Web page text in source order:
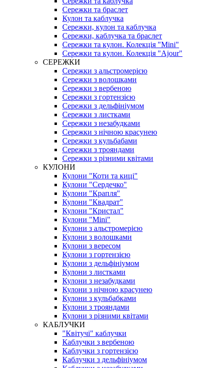
Сережки та браслет
Кулон та каблучка
Сережки, кулон та каблучка
Сережки, каблучка та браслет
Сережки та кулон. Колекція "Mini"
Сережки та кулон. Колекція "Ajour"
СЕРЕЖКИ
Сережки з альстромерією
Сережки з волошками
Сережки з вербеною
Сережки з гортензією
Сережки з дельфініумом
Сережки з листками
Сережки з незабудками
Сережки з нічною красунею
Сережки з кульбабами
Сережки з трояндами
Сережки з різними квітами
КУЛОНИ
Кулони "Коти та киці"
Кулони "Сердечко"
Кулони "Крапля"
Кулони "Квадрат"
Кулони "Кристал"
Кулони "Mini"
Кулони з альстромерією
Кулони з волошками
Кулони з вересом
Кулони з гортензією
Кулони з дельфініумом
Кулони з листками
Кулони з незабудками
Кулони з нічною красунею
Кулони з кульбабками
Кулони з трояндами
Кулони з різними квітами
КАБЛУЧКИ
"Квітучі" каблучки
Каблучки з вербеною
Каблучки з гортензією
Каблучки з дельфініумом